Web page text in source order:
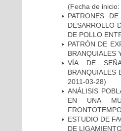
(Fecha de
PATRONES
DESARROLLO
DE POLLO
PATRÓN DE
BRANQUIALES
VÍA DE
BRANQUIALES
2011-03-28)
ANÁLISIS
EN UNA
ESTUDIO DE
DE